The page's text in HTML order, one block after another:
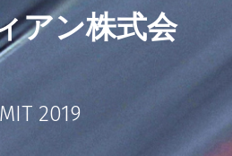
アン株式会
2019